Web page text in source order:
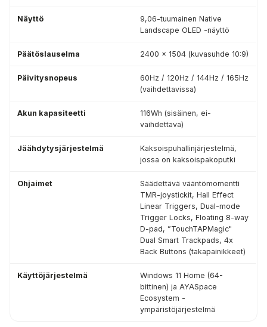
Näyttö
9,06-tuumainen Native
Landscape OLED -näyttö
Päätöslauselma 2400 x 1504 (kuvasuhde 10:9)
Päivitysnopeus
60Hz / 120Hz / 144Hz / 165Hz
(vaihdettavissa)
Akun kapasiteetti
116Wh (sisäinen, ei-
vaihdettava)
Jäähdytysjärjestelmä
Kaksoispuhallinjärjestelmä,
jossa on kaksoispakoputki
Ohjaimet
Säädettävä vääntömomentti
TMR-joystickit, Hall Effect
Linear Triggers, Dual-mode
Trigger Locks, Floating 8-way
D-pad, ”TouchTAPMagic"
Dual Smart Trackpads, 4x
Back Buttons (takapainikkeet)
Käyttöjärjestelmä
Windows 11 Home (64-
bittinen) ja AYASpace
Ecosystem -
ympäristöjärjestelmä